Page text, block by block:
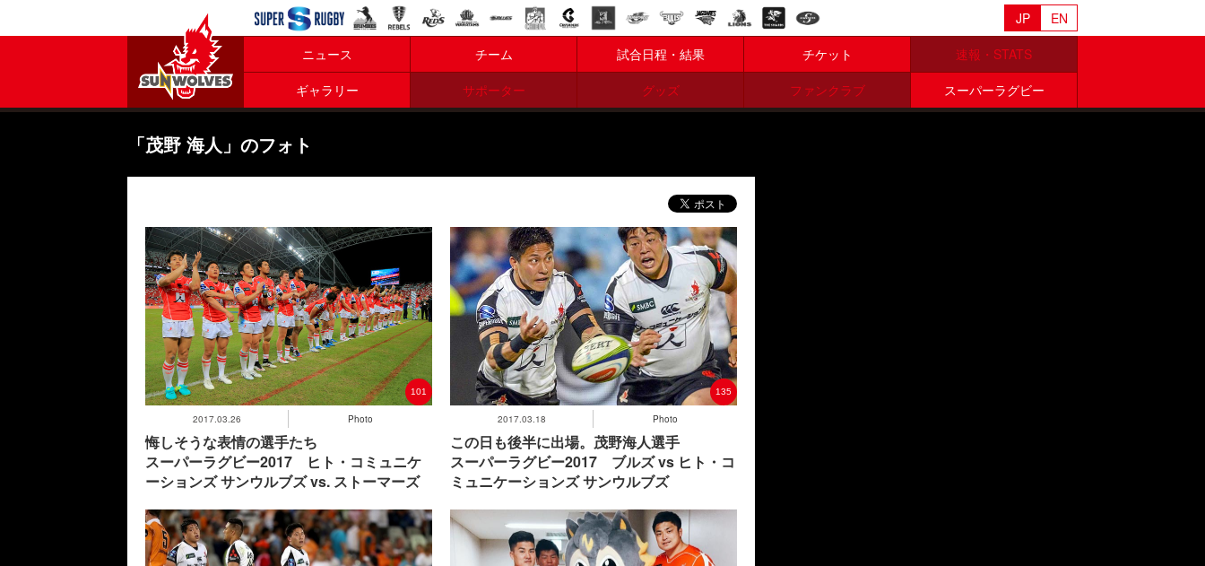
ニュース チーム 試合日程・結果 チケット
速報・STATS
ギャラリー
サポーター グッズ ファンクラブ スーパーラグビー
JP EN
「茂野 海人」のフォト
2017.03.26 Photo
101
悔しそうな表情の選手たち
スーパーラグビー2017 ヒト・コミュニケ
ーションズ サンウルブズ vs. ストーマーズ
2017.03.18 Photo
135
この日も後半に出場。茂野海人選手
スーパーラグビー2017 ブルズ vs ヒト・コ
ミュニケーションズ サンウルブズ